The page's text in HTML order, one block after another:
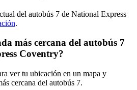
del autobús 7 de National Express
.
más cercana del autobús 7
Coventry?
ver tu ubicación en un mapa y
cercana del autobús 7.